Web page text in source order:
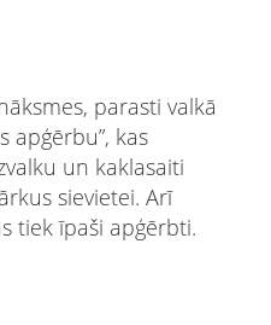
parasti valkā
apģērbu”, kas
un kaklasaiti
sievietei. Arī
tiek īpaši apģērbti.